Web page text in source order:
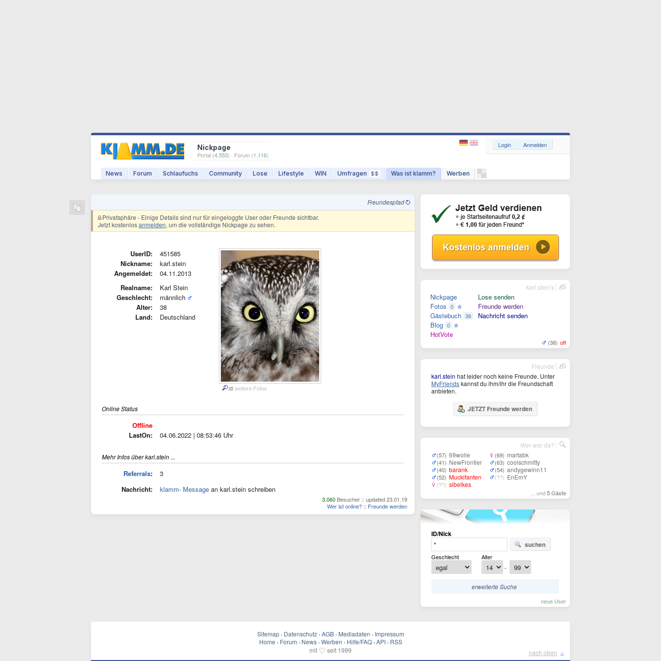
Nickpage
Portal (4.553) · Forum (1.116)
News Forum Schlaufuchs Community Lose Lifestyle WIN Umfragen $$ Was ist klamm? Werben
Login Anmelden
Freundespfad
Privatsphäre - Einige Details sind nur für eingeloggte User oder Freunde sichtbar.
Jetzt kostenlosanmelden, um die vollständige Nickpage zu sehen.
UserID:
451585
Nickname:
karl.stein
Angemeldet:
04.11.2013
Realname:
Karl Stein
Geschlecht:
männlich
Alter:
38
Land:
Deutschland
weitere Fotos
Online Status
Offline
LastOn:
04.06.2022 | 08:53:46 Uhr
Mehr Infos über karl.stein ...
Referrals:
3
Nachricht:
klamm- Message an karl.stein schreiben
3.060 Besucher :: updated 23.01.19
Wer ist online? :: Freunde werden
Nickpage
Fotos 0
Gästebuch 36
Blog 0
HotVote
Lose senden
Freunde werden
Nachricht senden
(38) off
karl.stein's
karl.stein hat leider noch keine Freunde. Unter
MyFriendskannst du ihm/ihr die Freundschaft
anbieten.
JETZT Freunde werden
Freunde
(57) 69wolle
(41) NewFrontier
(40) barank
(52) Muckifanten
(??) sibelkes
(69) martabk
(63) coolschmitty
(54) andygewinn11
(??) EnEmY
... und5 Gäste
Wer war da?
ID/Nick
suchen
Geschlecht
Alter
-
erweiterte Suche
neue User
Sitemap · Datenschutz · AGB · Mediadaten · Impressum
Home · Forum · News · Werben · Hilfe/FAQ · API · RSS
mit ♡ seit 1999 nach oben ▲